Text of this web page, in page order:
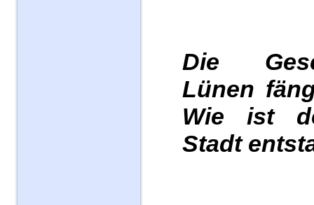
Die
Lünen
Wie ist
Stadt